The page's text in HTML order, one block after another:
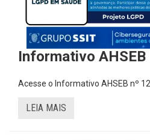
Informativo AHSEB
Acesse o Informativo AHSEB nº
LEIA MAIS